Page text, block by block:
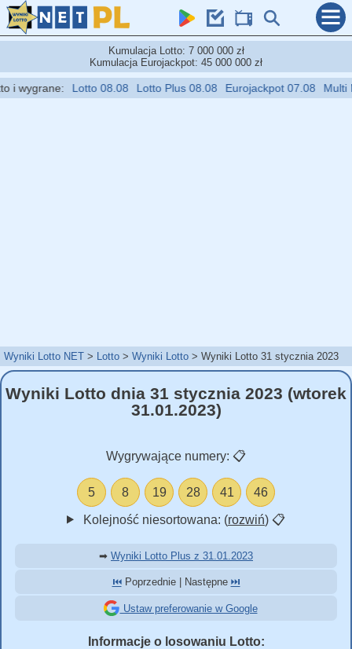
Kumulacja Lotto: 7 000 000 zł
Kumulacja Eurojackpot: 45 000 000 zł
Lotto 08.08 Lotto Plus 08.08 Eurojackpot 07.08 Multi
Wyniki Lotto NET Lotto Wyniki Lotto Wyniki Lotto 31 stycznia 2023
Wyniki Lotto dnia 31 stycznia 2023 (wtorek
31.01.2023)
Wygrywające numery: 📋
5 8 19 28 41 46
Kolejność niesortowana: (rozwiń) 📋
➡ Wyniki Lotto Plus z 31.01.2023
⏮️Poprzednie | Następne ⏭️
Ustaw preferowanie w Google
Informacje o losowaniu Lotto: